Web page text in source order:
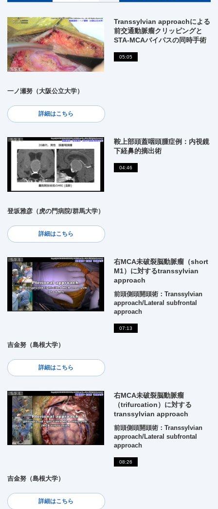
Transsylvian approachによる
前交通動脈瘤クリッピングと
STA-MCAバイパスの同時手術
05:05
一ノ瀬努（大阪公立大学）
詳細はこちら
鞍上部頭蓋咽頭腫症例：内視鏡
下経鼻的摘出術
04:46
登坂雅彦（虎の門病院/群馬大学）
詳細はこちら
右MCA未破裂脳動脈瘤（short
M1）に対するtranssylvian
approach
前頭側頭開頭術：Transsylvian
approach/Lateral subfrontal
approach
07:13
吉金努（島根大学）
詳細はこちら
右MCA未破裂脳動脈瘤
（trifurcation）に対する
transsylvian approach
前頭側頭開頭術：Transsylvian
approach/Lateral subfrontal
approach
08:26
吉金努（島根大学）
詳細はこちら